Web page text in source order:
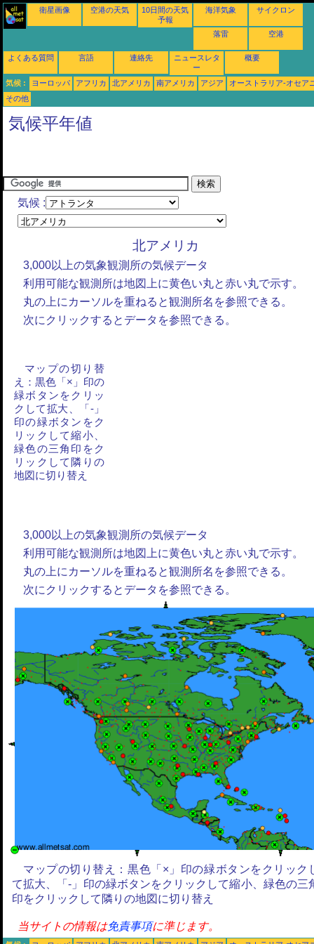
衛星画像 空港の天気
10日間の天気
予報
海洋気象 サイクロン
落雷 空港
よくある質問 言語 連絡先
ニュースレタ
ー
概要
気候 : ヨーロッパ アフリカ 北アメリカ 南アメリカ アジア
オーストラリア-オセア
その他
気候平年値
気候 :
北アメリカ
3,000以上の気象観測所の気候データ
利用可能な観測所は地図上に黄色い丸と赤い丸で示す。
丸の上にカーソルを重ねると観測所名を参照できる。
次にクリックするとデータを参照できる。
マップの切り替
え：黒色「×」印の
緑ボタンをクリッ
クして拡大、「-」
印の緑ボタンをク
リックして縮小、
緑色の三角印をク
リックして隣りの
地図に切り替え
3,000以上の気象観測所の気候データ
利用可能な観測所は地図上に黄色い丸と赤い丸で示す。
丸の上にカーソルを重ねると観測所名を参照できる。
次にクリックするとデータを参照できる。
マップの切り替え：黒色「×」印の緑ボタンをクリック
て拡大、「-」印の緑ボタンをクリックして縮小、緑色の三
印をクリックして隣りの地図に切り替え
当サイトの情報は免責事項に準じます。